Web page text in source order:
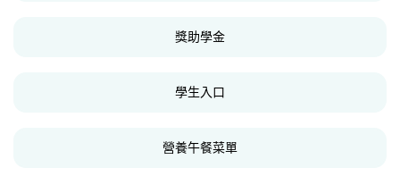
獎助學金
學生入口
營養午餐菜單